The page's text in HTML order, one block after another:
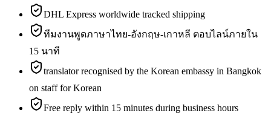
DHL Express worldwide tracked shipping
ทีมงานพูดภาษาไทย-อังกฤษ-เกาหลี ตอบไลน์ภายใน
15 นาที
translator recognised by the Korean embassy in Bangkok
on staff for Korean
Free reply within 15 minutes during business hours